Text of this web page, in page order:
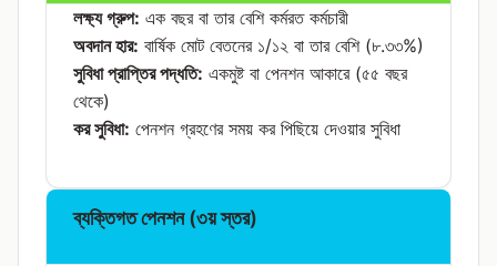
লক্ষ্য গ্রুপ: এক বছর বা তার বেশি কর্মরত কর্মচারী
অবদান হার: বার্ষিক মোট বেতনের ১/১২ বা তার বেশি (৮.৩৩%)
সুবিধা প্রাপ্তির পদ্ধতি: একমুষ্ট বা পেনশন আকারে (৫৫ বছর
থেকে)
কর সুবিধা: পেনশন গ্রহণের সময় কর পিছিয়ে দেওয়ার সুবিধা
ব্যক্তিগত পেনশন (৩য় স্তর)